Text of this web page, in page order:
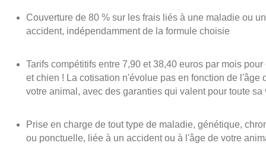
Couverture de 80 % sur les frais liés à une maladie ou un
accident, indépendamment de la formule choisie
Tarifs compétitifs entre 7,90 et 38,40 euros par mois pour
et chien ! La cotisation n'évolue pas en fonction de l'âge
votre animal, avec des garanties qui valent pour toute sa
Prise en charge de tout type de maladie, génétique,
ou ponctuelle, liée à un accident ou à l'âge de votre